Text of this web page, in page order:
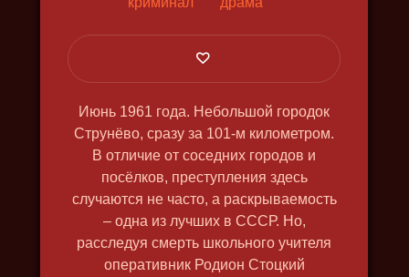
Июнь 1961 года. Небольшой городок
Струнёво, сразу за 101-м километром.
В отличие от соседних городов и
посёлков, преступления здесь
случаются не часто, а раскрываемость
– одна из лучших в СССР. Но,
расследуя смерть школьного учителя
оперативник Родион Стоцкий